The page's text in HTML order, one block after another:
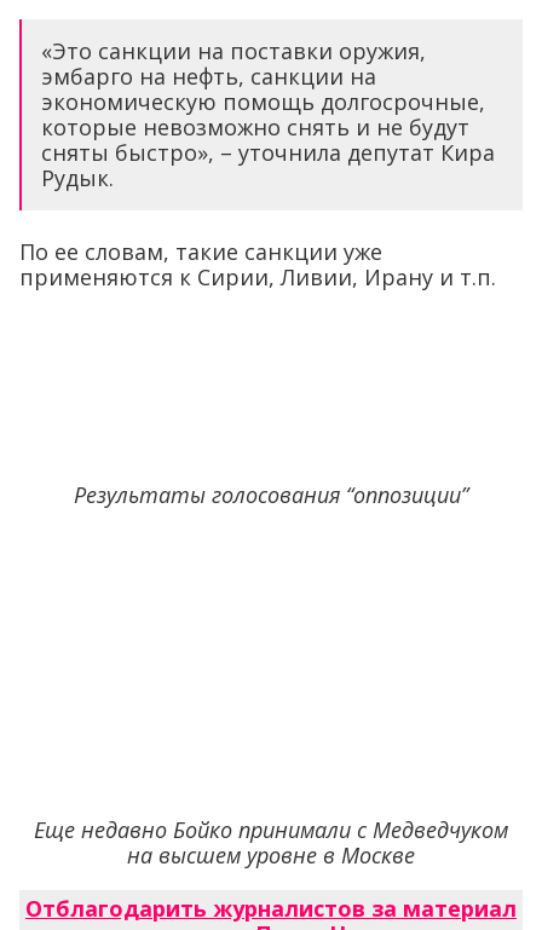
«Это санкции на поставки оружия,
эмбарго на нефть, санкции на
экономическую помощь долгосрочные,
которые невозможно снять и не будут
сняты быстро», – уточнила депутат Кира
Рудык.
По ее словам, такие санкции уже
применяются к Сирии, Ливии, Ирану и т.п.
Результаты голосования “оппозиции”
Еще недавно Бойко принимали с Медведчуком
на высшем уровне в Москве
Отблагодарить журналистов за материал